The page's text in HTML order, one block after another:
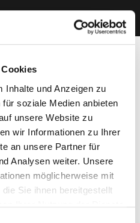
Inhalte und Anzeigen zu
soziale Medien anbieten
unsere Website zu
wir Informationen zu Ihrer
an unsere Partner für
Analysen weiter. Unsere
möglicherweise mit
Sie ihnen bereitgestellt